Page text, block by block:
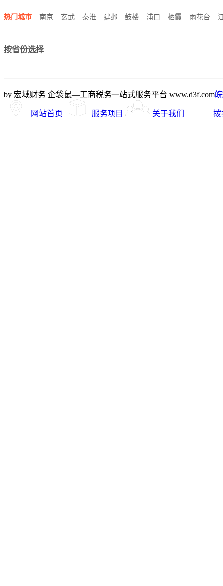
热门城市 南京 玄武 秦淮 建邺 鼓楼 浦口 栖霞 雨花台
按省份选择
by 宏域财务 企袋鼠—工商税务一站式服务平台 www.d3f.com
网站首页 服务项目 关于我们 拨